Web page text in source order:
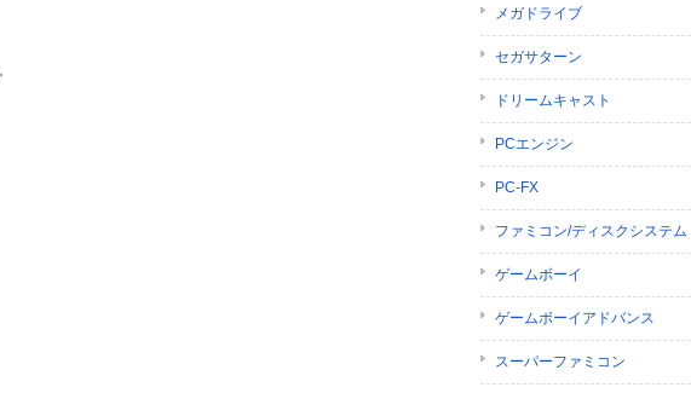
メガドライブ
セガサターン
ドリームキャスト
PCエンジン
PC-FX
ファミコン/ディスクシステム
ゲームボーイ
ゲームボーイアドバンス
スーパーファミコン